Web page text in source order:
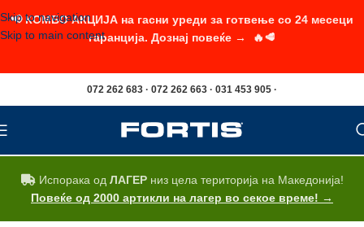
Skip to navigation
Skip to main content
072 262 683 · 072 262 663 · 031 453 905 ·
Испорака од ЛАГЕРниз цела територија на Македонија!
Повеќе од 2000 артикли на лагер во секое време! →
📢 КОМБО АКЦИЈА на гасни уреди за готвење со 24 месеци
гаранција. Дознај повеќе → 🔥🥩